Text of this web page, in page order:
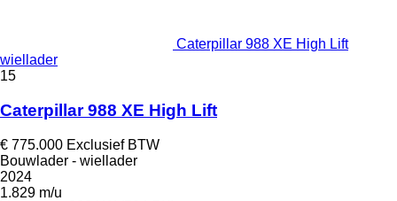
Caterpillar 988 XE High Lift
wiellader
15
Caterpillar 988 XE High Lift
€ 775.000 Exclusief BTW
Bouwlader - wiellader
2024
1.829 m/u